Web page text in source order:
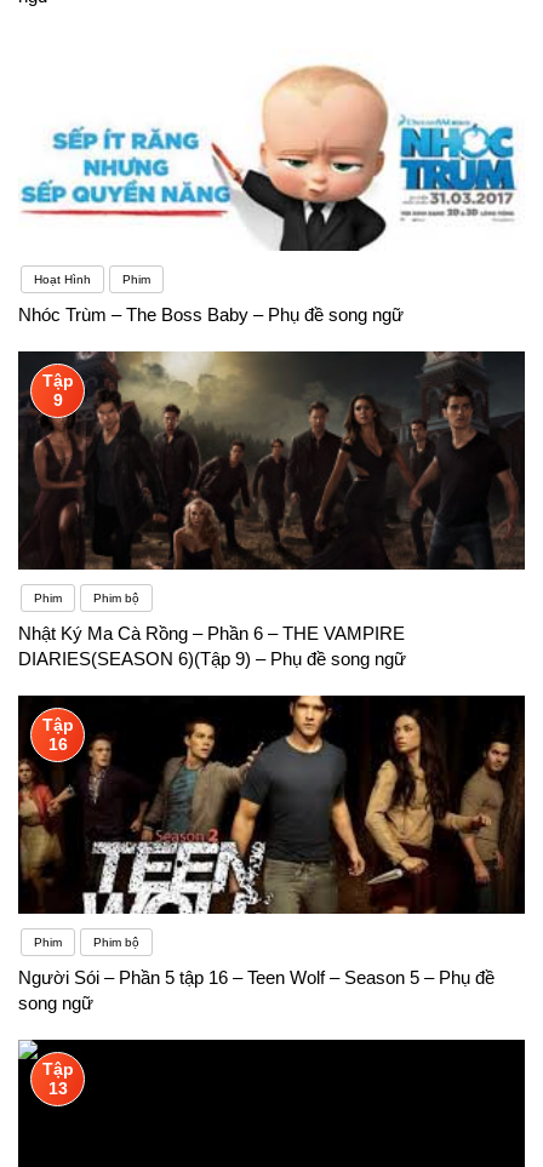
Hoạt Hình Phim
Nhóc Trùm – The Boss Baby – Phụ đề song ngữ
Tập
9
Phim Phim bộ
Nhật Ký Ma Cà Rồng – Phần 6 – THE VAMPIRE
DIARIES(SEASON 6)(Tập 9) – Phụ đề song ngữ
Tập
16
Phim Phim bộ
Người Sói – Phần 5 tập 16 – Teen Wolf – Season 5 – Phụ đề
song ngữ
Tập
13